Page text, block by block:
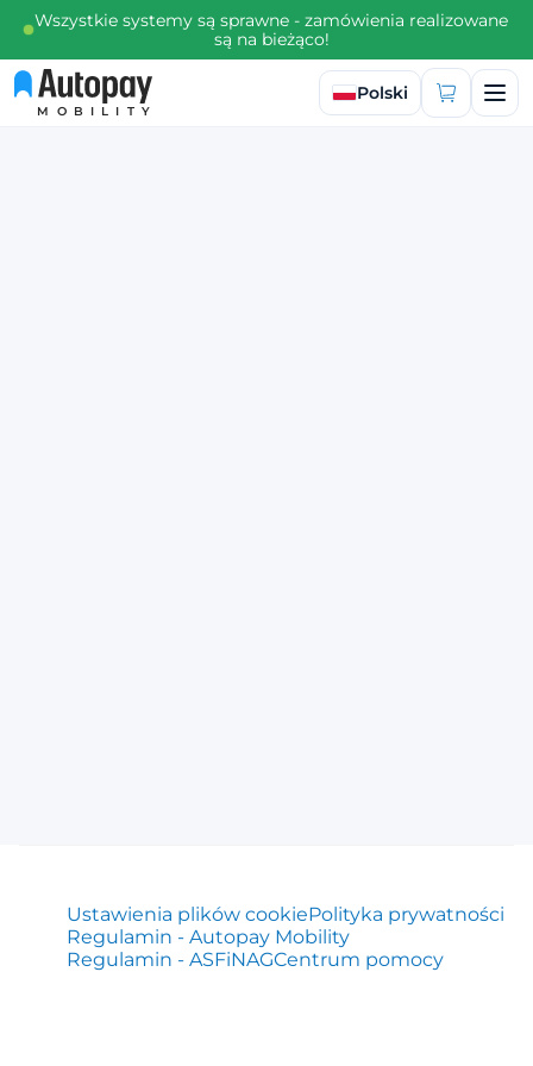
Wszystkie systemy są sprawne - zamówienia realizowane
są na bieżąco!
MOBILITY
Wybierz język
Polski
Ustawienia plików cookiePolityka prywatności
Regulamin - Autopay Mobility
Regulamin - ASFiNAGCentrum pomocy